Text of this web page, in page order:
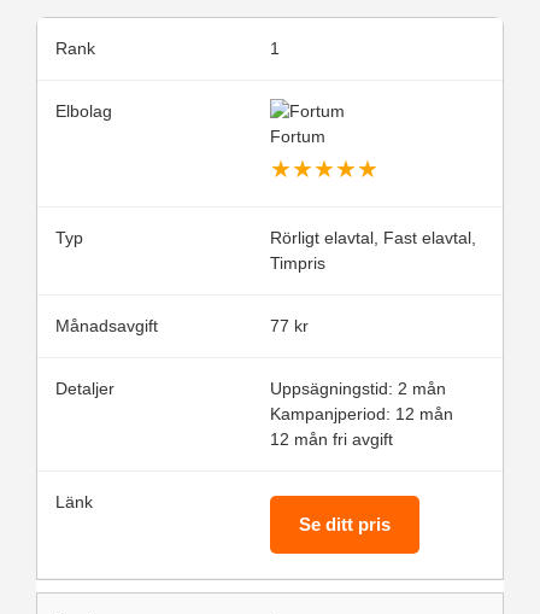
1
Fortum
★★★★★
Rörligt elavtal, Fast elavtal,
Timpris
77 kr
Uppsägningstid: 2 mån
Kampanjperiod: 12 mån
12 mån fri avgift
Se ditt pris